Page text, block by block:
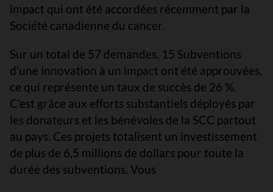
impact qui ont été accordées récemment par la
Société canadienne du cancer.
Sur un total de 57 demandes, 15 Subventions
d’une innovation à un impact ont été approuvées,
ce qui représente un taux de succès de 26 %.
C’est grâce aux efforts substantiels déployés par
les donateurs et les bénévoles de la SCC partout
au pays. Ces projets totalisent un investissement
de plus de 6,5 millions de dollars pour toute la
durée des subventions. Vous